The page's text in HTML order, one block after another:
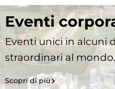
Eventi
Eventi unici in alcuni
straordinari al mondo.
Scopri di più